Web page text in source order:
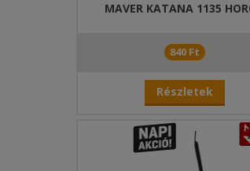
MAVER KATANA 1135
840 Ft
Részletek